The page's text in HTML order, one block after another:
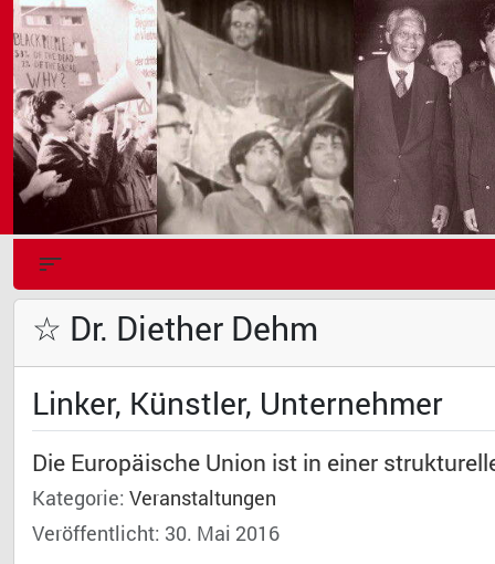
☆ Dr. Diether Dehm
Linker, Künstler, Unternehmer
Die Europäische Union ist in einer
Kategorie: Veranstaltungen
Veröffentlicht: 30. Mai 2016